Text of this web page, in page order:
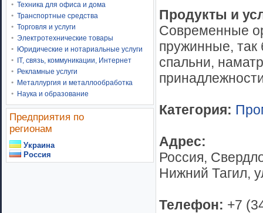
Техника для офиса и дома
Транспортные средства
Торговля и услуги
Электротехнические товары
Юридические и нотариальные услуги
IT, связь, коммуникации, Интернет
Рекламные услуги
Металлургия и металлообработка
Наука и образование
Предприятия по
регионам
Украина
Россия
Продукты и
Современные
пружинные, так
спальни,
Категория:
Адрес:
Россия,
Нижний Тагил,
Телефон: +7